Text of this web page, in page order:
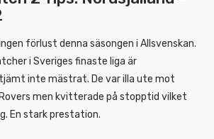
förlust denna säsongen i Allsvenskan.
i Sveriges finaste liga är
inte mästrat. De var illa ute mot
men kvitterade på stopptid vilket
En stark prestation.